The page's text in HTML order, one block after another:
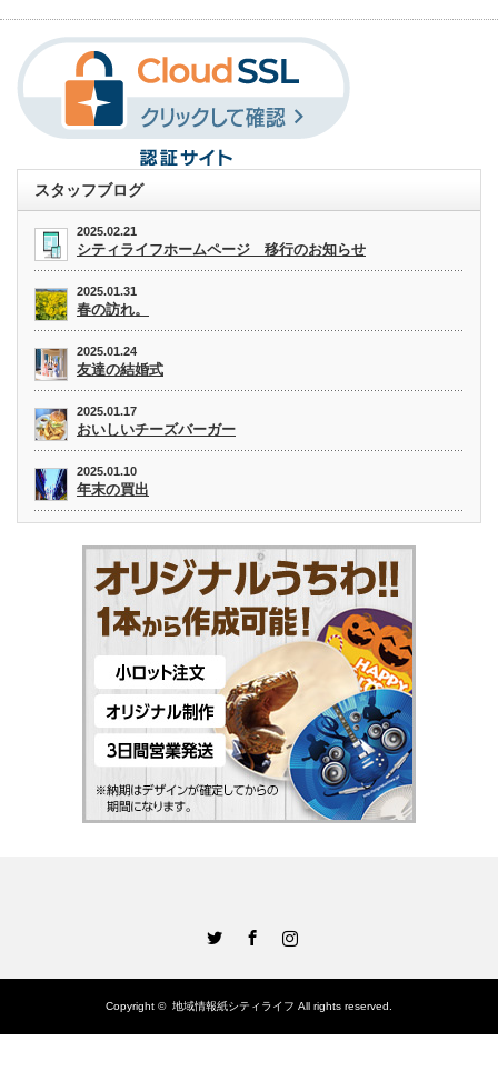
スタッフブログ
2025.02.21
シティライフホームページ 移行のお知らせ
2025.01.31
春の訪れ。
2025.01.24
友達の結婚式
2025.01.17
おいしいチーズバーガー
2025.01.10
年末の買出
Copyright © 地域情報紙シティライフ All rights reserved.